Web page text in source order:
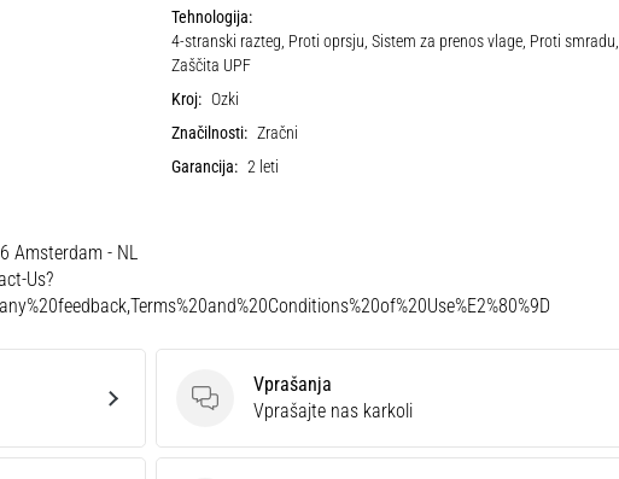
Tehnologija:
4-stranski razteg, Proti oprsju, Sistem za prenos vlage, Proti smradu,
Zaščita UPF
Kroj: Ozki
Značilnosti: Zračni
Garancija: 2 leti
Amsterdam - NL
Us?
Vprašanja
Vprašanja
Vprašajte nas karkoli